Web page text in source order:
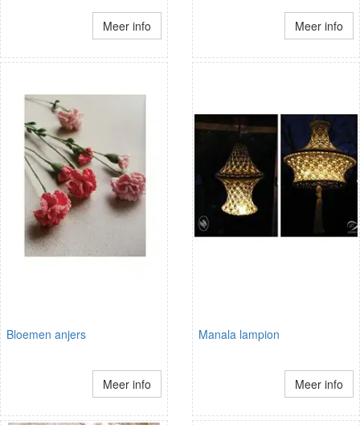
Meer info Meer info
Bloemen anjers
Meer info
Manala lampion
Meer info